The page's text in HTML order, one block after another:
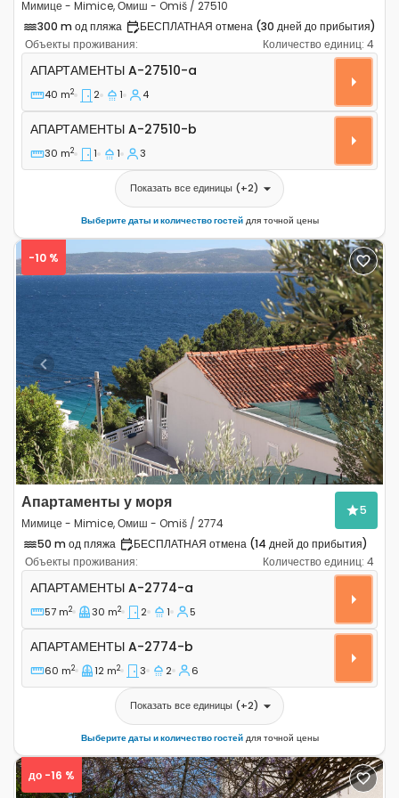
Мимице - Mimice, Омиш - Omiš / 27510
300 m од пляжа
БЕСПЛАТНАЯ отмена (30 дней до прибытия)
Объекты проживания:
Количество единиц: 4
Двухкомнатные апартаменты Мимице - Mimice,
АПАРТАМЕНТЫ A-27510-a
40 m2 2 1 4
Апартаменты A-27510-b
АПАРТАМЕНТЫ A-27510-b
30 m2 1 1 3
Показать все единицы (+2)
Выберите даты и количество гостейдля точной цены
Previous Next
-10 %
Апартаменты у моря
Мимице - Mimice, Омиш - Omiš / 2774
5
50 m од пляжа
БЕСПЛАТНАЯ отмена (14 дней до прибытия)
Объекты проживания:
Количество единиц: 4
Двухкомнатные апартаменты Мимице - Mimice,
АПАРТАМЕНТЫ A-2774-a
57 m2 30 m2 2 1 5
Апартаменты A-2774-b
АПАРТАМЕНТЫ A-2774-b
60 m2 12 m2 3 2 6
Показать все единицы (+2)
Выберите даты и количество гостейдля точной цены
до -16 %